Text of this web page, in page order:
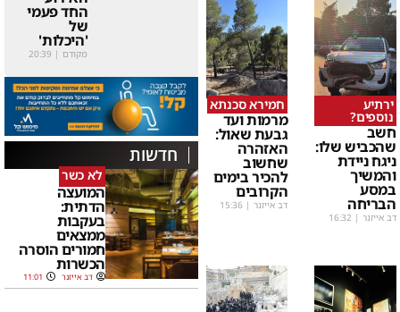
ירתיע
נוספים?
חשב
שהכביש שלו:
ניגח ניידת
והמשיך
במסע
הבריחה
דב אייזנר |
16:32
חמירא סכנתא
מרמות ועד
גבעת שאול:
האזהרה
שחשוב
להכיר בימים
הקרובים
דב אייזנר |
15:36
החד פעמי
של
'היכלות'
מקודם |
20:39
חדשות
לא כשר
המועצה
הדתית:
בעקבות
ממצאים
חמורים הוסרה
הכשרות
דב אייזנר 11:01